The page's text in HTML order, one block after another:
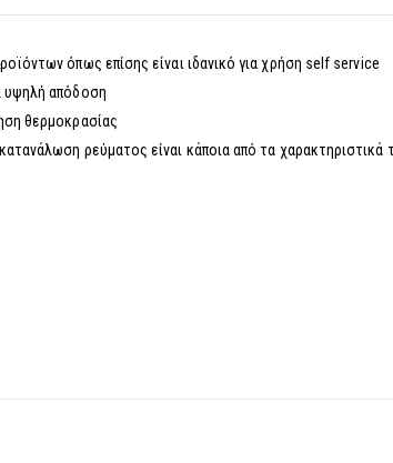
όπως επίσης είναι ιδανικό για χρήση self service
υψηλή απόδοση
θερμοκρασίας
ρεύματος είναι κάποια από τα χαρακτηριστικά